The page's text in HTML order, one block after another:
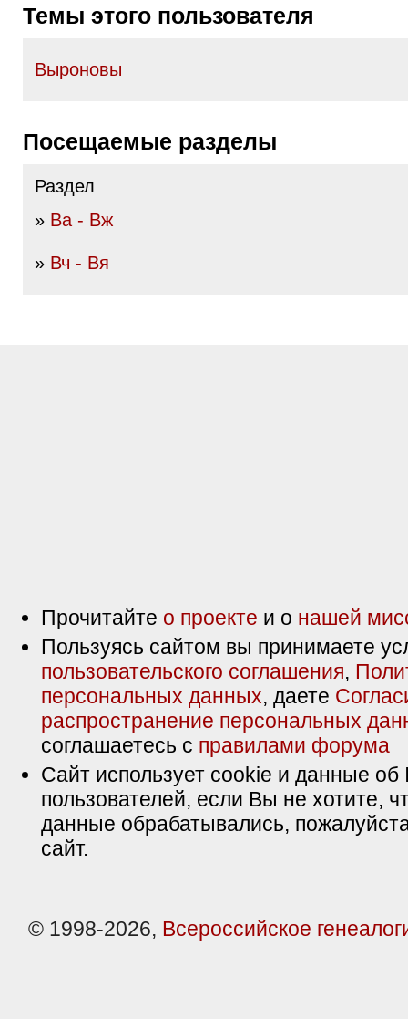
Темы этого пользователя
Выроновы
Посещаемые разделы
Раздел
» Ва - Вж
» Вч - Вя
Прочитайте о проекте и о нашей
Пользуясь сайтом вы принимаете
пользовательского соглашения,
персональных данных, даете
распространение персональных
соглашаетесь с правилами форума
Сайт использует cookie и данные об
пользователей, если Вы не хотите,
данные обрабатывались,
сайт.
© 1998-2026, Всероссийское